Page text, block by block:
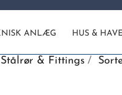
ANLÆG HUS &
Stålrør & Fittings